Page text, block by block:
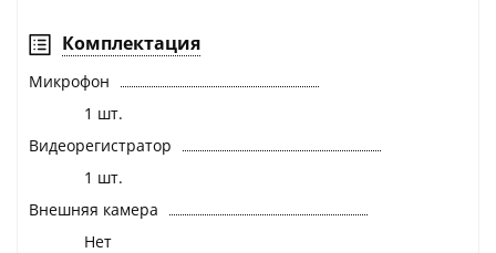
Комплектация
Микрофон
1 шт.
Видеорегистратор
1 шт.
Внешняя камера
Нет